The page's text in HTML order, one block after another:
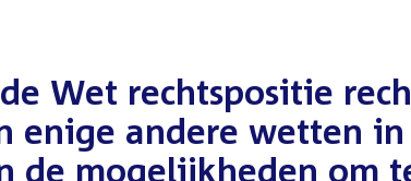
Wet rechtspositie
enige andere wetten
de mogelijkheden om